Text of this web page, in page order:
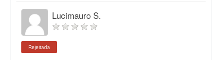
Lucimauro S.
Rejeitada